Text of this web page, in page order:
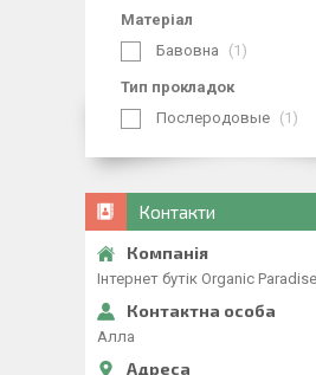
Матеріал
Бавовна
1
Тип прокладок
Послеродовые
1
Контакти
Iнтернет бутiк Organic Paradise
Алла